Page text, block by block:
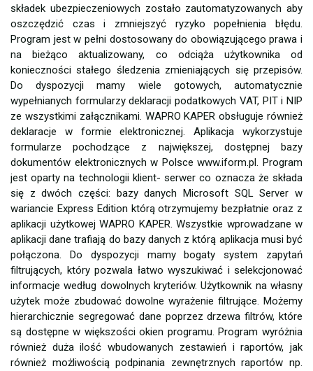
składek ubezpieczeniowych zostało zautomatyzowanych aby
oszczędzić czas i zmniejszyć ryzyko popełnienia błędu.
Program jest w pełni dostosowany do obowiązującego prawa i
na bieżąco aktualizowany, co odciąża użytkownika od
konieczności stałego śledzenia zmieniających się przepisów.
Do dyspozycji mamy wiele gotowych, automatycznie
wypełnianych formularzy deklaracji podatkowych VAT, PIT i NIP
ze wszystkimi załącznikami. WAPRO KAPER obsługuje również
deklaracje w formie elektronicznej. Aplikacja wykorzystuje
formularze pochodzące z największej, dostępnej bazy
dokumentów elektronicznych w Polsce www.iform.pl. Program
jest oparty na technologii klient- serwer co oznacza że składa
się z dwóch części: bazy danych Microsoft SQL Server w
wariancie Express Edition którą otrzymujemy bezpłatnie oraz z
aplikacji użytkowej WAPRO KAPER. Wszystkie wprowadzane w
aplikacji dane trafiają do bazy danych z którą aplikacja musi być
połączona. Do dyspozycji mamy bogaty system zapytań
filtrujących, który pozwala łatwo wyszukiwać i selekcjonować
informacje według dowolnych kryteriów. Użytkownik na własny
użytek może zbudować dowolne wyrażenie filtrujące. Możemy
hierarchicznie segregować dane poprzez drzewa filtrów, które
są dostępne w większości okien programu. Program wyróżnia
również duża ilość wbudowanych zestawień i raportów, jak
również możliwością podpinania zewnętrznych raportów np.